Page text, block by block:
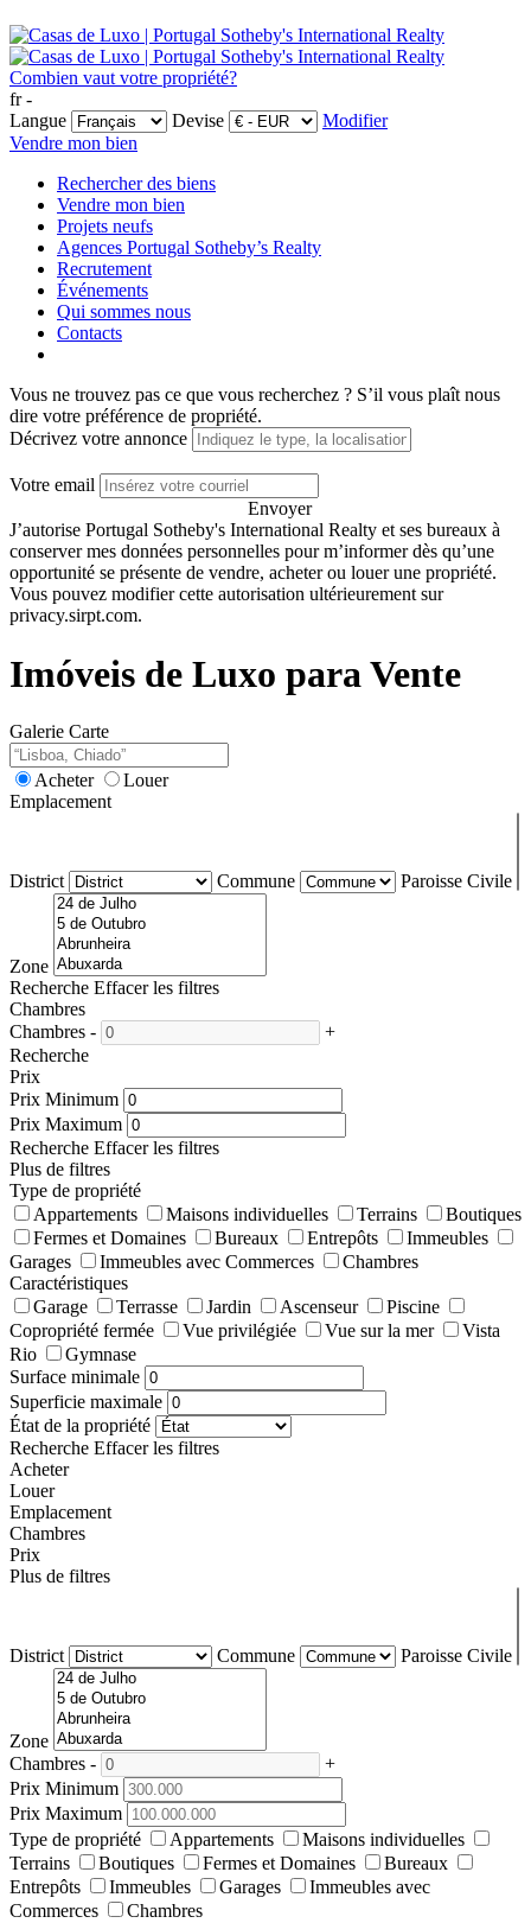
Combien vaut votre propriété?
fr -
Langue
Devise
Modifier
Vendre mon bien
Rechercher des biens
Vendre mon bien
Projets neufs
Agences Portugal Sotheby’s Realty
Recrutement
Événements
Qui sommes nous
Contacts
Vous ne trouvez pas ce que vous recherchez ? S’il vous plaît nous
dire votre préférence de propriété.
Décrivez votre annonce
Votre email
Envoyer
J’autorise Portugal Sotheby's International Realty et ses bureaux à
conserver mes données personnelles pour m’informer dès qu’une
opportunité se présente de vendre, acheter ou louer une propriété.
Vous pouvez modifier cette autorisation ultérieurement sur
privacy.sirpt.com.
Imóveis de Luxo para Vente
Galerie Carte
Acheter
Louer
Emplacement
District Commune Paroisse Civile
Zone
Recherche Effacer les filtres
Chambres
Chambres -
+
Recherche
Prix
Prix Minimum
Prix Maximum
Recherche Effacer les filtres
Plus de filtres
Type de propriété
Appartements
Maisons individuelles Terrains
Boutiques
Fermes et Domaines
Bureaux Entrepôts
Immeubles
Garages
Immeubles avec Commerces
Chambres
Caractéristiques
Garage
Terrasse Jardin Ascenseur
Piscine
Copropriété fermée
Vue privilégiée Vue sur la mer
Vista
Rio
Gymnase
Surface minimale
Superficie maximale
État de la propriété
Recherche Effacer les filtres
Acheter
Louer
Emplacement
Chambres
Prix
Plus de filtres
District Commune Paroisse Civile
Zone
Chambres -
+
Prix Minimum
Prix Maximum
Type de propriété
Appartements
Maisons individuelles
Terrains
Boutiques Fermes et Domaines
Bureaux
Entrepôts
Immeubles Garages
Immeubles avec
Commerces
Chambres